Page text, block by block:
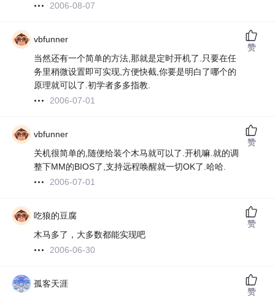
2006-08-07
vbfunner
当然还有一个简单的方法,那就是定时开机了.只要在任
务里稍微设置即可实现,方便快截,你要是明白了哪个的
原理就可以了.初学者多多指教.
2006-07-01
赞
vbfunner
关机很简单的,随便给装个木马就可以了.开机嘛.就的调
整下MM的BIOS了,支持远程唤醒就一切OK了.哈哈.
2006-07-01
赞
吃狼的豆腐
木马多了，大多数都能实现吧
2006-06-30
赞
孤客天涯
赞